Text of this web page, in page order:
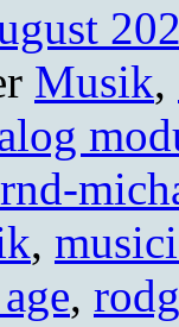
Musik,
,
,